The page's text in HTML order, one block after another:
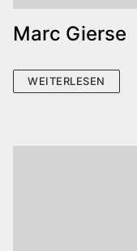
Marc Gierse
WEITERLESEN